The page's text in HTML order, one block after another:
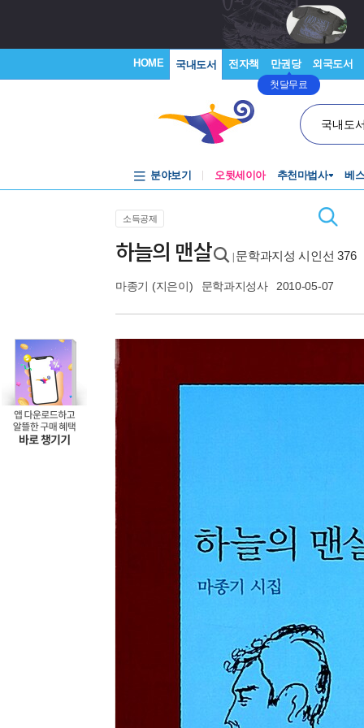
HOME 국내도서 전자책 만권당
첫달무료
외국도서
국내도
분야보기 오뒷세이아 추천마법사 베
소득공제
하늘의 맨살 문학과지성 시인선 376
마종기 (지은이) 문학과지성사 2010-05-07